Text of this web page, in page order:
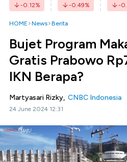
-0.12% -0.49% -
HOME News Berita
Bujet Program
Gratis Prabowo
IKN Berapa?
Martyasari Rizky, CNBC Indonesia
24 June 2024 12:31